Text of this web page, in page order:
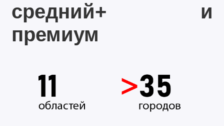
средний+ и
премиум